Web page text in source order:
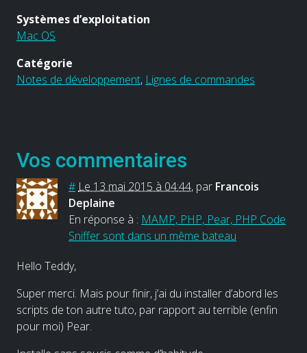
Systèmes d’exploitation
Mac OS
Catégorie
Notes de développement, Lignes de commandes
Vos commentaires
# Le 13 mai 2015 à 04:44, par Francois
Deplaine
En réponse à : MAMP, PHP, Pear, PHP Code
Sniffer sont dans un même bateau
Hello Teddy,
Super merci. Mais pour finir, j’ai du installer d’abord les
scripts de ton autre tuto, par rapport au terrible (enfin
pour moi) Pear.